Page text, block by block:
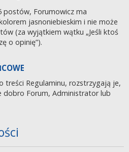
postów, Forumowicz ma
jasnoniebieskim i nie może
(za wyjątkiem wątku „Jeśli ktoś
o opinię”).
treści Regulaminu, rozstrzygają je,
dobro Forum, Administrator lub